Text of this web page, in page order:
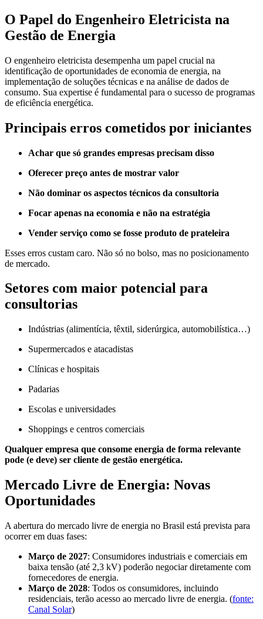
O Papel do Engenheiro Eletricista na
Gestão de Energia
O engenheiro eletricista desempenha um papel crucial na
identificação de oportunidades de economia de energia, na
implementação de soluções técnicas e na análise de dados de
consumo. Sua expertise é fundamental para o sucesso de programas
de eficiência energética.
Principais erros cometidos por iniciantes
Achar que só grandes empresas precisam disso
Oferecer preço antes de mostrar valor
Não dominar os aspectos técnicos da consultoria
Focar apenas na economia e não na estratégia
Vender serviço como se fosse produto de prateleira
Esses erros custam caro. Não só no bolso, mas no posicionamento
de mercado.
Setores com maior potencial para
consultorias
Indústrias (alimentícia, têxtil, siderúrgica, automobilística…)
Supermercados e atacadistas
Clínicas e hospitais
Padarias
Escolas e universidades
Shoppings e centros comerciais
Qualquer empresa que consome energia de forma relevante
pode (e deve) ser cliente de gestão energética.
Mercado Livre de Energia: Novas
Oportunidades
A abertura do mercado livre de energia no Brasil está prevista para
ocorrer em duas fases:
Março de 2027: Consumidores industriais e comerciais em
baixa tensão (até 2,3 kV) poderão negociar diretamente com
fornecedores de energia.
Março de 2028: Todos os consumidores, incluindo
residenciais, terão acesso ao mercado livre de energia. (fonte:
Canal Solar)